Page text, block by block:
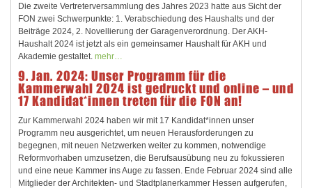
Die zweite Vertreterversammlung des Jahres 2023 hatte aus Sicht der
FON zwei Schwerpunkte: 1. Verabschiedung des Haushalts und der
Beiträge 2024, 2. Novellierung der Garagenverordnung. Der AKH-
Haushalt 2024 ist jetzt als ein gemeinsamer Haushalt für AKH und
Akademie gestaltet. mehr…
9. Jan. 2024: Unser Programm für die
Kammerwahl 2024 ist gedruckt und online – und
17 Kandidat*innen treten für die FON an!
Zur Kammerwahl 2024 haben wir mit 17 Kandidat*innen unser
Programm neu ausgerichtet, um neuen Herausforderungen zu
begegnen, mit neuen Netzwerken weiter zu kommen, notwendige
Reformvorhaben umzusetzen, die Berufsausübung neu zu fokussieren
und eine neue Kammer ins Auge zu fassen. Ende Februar 2024 sind alle
Mitglieder der Architekten- und Stadtplanerkammer Hessen aufgerufen,